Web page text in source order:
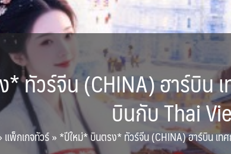
ทัวร์จีน (CHINA) ฮาร์บิน
บินกับ Thai
แพ็กเกจทัวร์»*ปีใหม่* บินตรง* ทัวร์จีน (CHINA) ฮาร์บิน เท